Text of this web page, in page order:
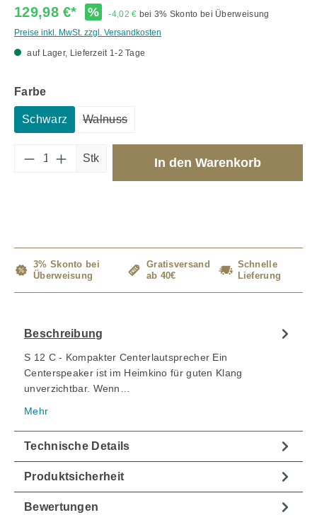
129,98 €* % -4,02 € bei 3% Skonto bei Überweisung
Preise inkl. MwSt. zzgl. Versandkosten
auf Lager, Lieferzeit 1-2 Tage
Farbeauswählen
Schwarz Walnuss
Produkt Anzahl: Gib den gewünschten
Stk In den Warenkorb
3% Skonto bei
Überweisung
Gratisversand
ab 40€
Schnelle
Lieferung
Beschreibung
S 12 C - Kompakter Centerlautsprecher Ein
Centerspeaker ist im Heimkino für guten Klang
unverzichtbar. Wenn…
Mehr
Technische Details
Produktsicherheit
Bewertungen